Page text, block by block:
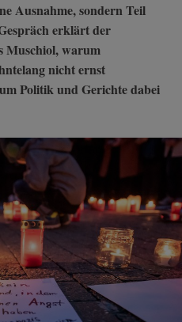
Ausnahme, sondern Teil
erklärt der
Muschiol, warum
nicht ernst
Politik und Gerichte dabei